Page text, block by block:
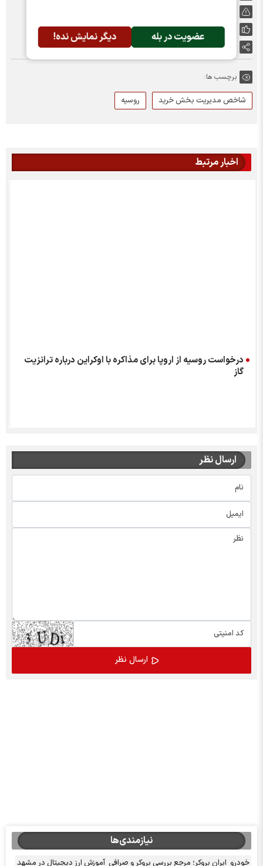
عضویت در بله دیگر نمایش نده!
پسندها:0
اشتراک گذاری
برچسب ها:
شاخص مدیریت بخش خرید روسیه
اخبار مرتبط
درخواست روسیه از اروپا برای مذاکره با اوکراین درباره ترانزیت
گاز
ارسال نظر
نیازمندی‌ها
خودرو ایران بروکر؛ مرجع بررسی بروکر و صرافی آموزش ارز دیجیتال در مشهد